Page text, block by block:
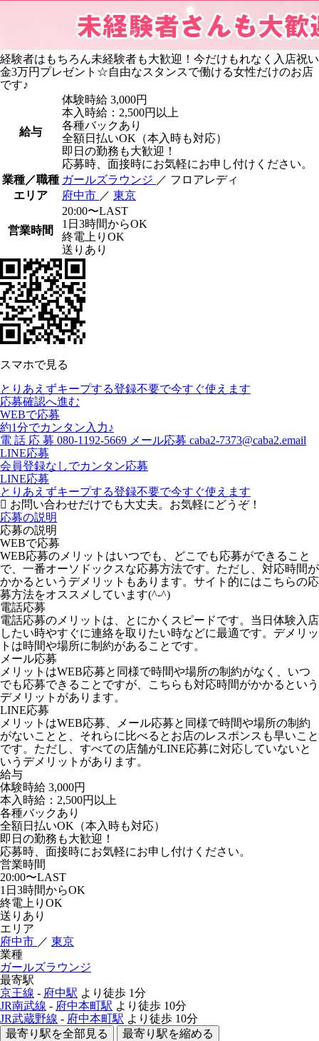
経験者はもちろん未経験者も大歓迎！今だけもれなく入店祝い
金3万円プレゼント☆自由なスタンスで働ける女性だけのお店
です♪
給与
体験時給 3,000円
本入時給：2,500円以上
各種バックあり
全額日払いOK（本入時も対応）
即日の勤務も大歓迎！
応募時、面接時にお気軽にお申し付けください。
業種／職種 ガールズラウンジ ／ フロアレディ
エリア
府中市 ／ 東京
営業時間
20:00〜LAST
1日3時間からOK
終電上りOK
送りあり
スマホで見る
とりあえずキープする登録不要で今すぐ使えます
応募確認へ進む
WEBで応募
約1分でカンタン入力♪
電 話 応 募 080-1192-5669 メール応募 caba2-7373@caba2.email
LINE応募
会員登録なしでカンタン応募
LINE応募
とりあえずキープする登録不要で今すぐ使えます
お問い合わせだけでも大丈夫。お気軽にどうぞ！
応募の説明
応募の説明
WEBで応募
WEB応募のメリットはいつでも、どこでも応募ができること
で、一番オーソドックスな応募方法です。ただし、対応時間が
かかるというデメリットもあります。サイト的にはこちらの応
募方法をオススメしています(^-^)
電話応募
電話応募のメリットは、とにかくスピードです。当日体験入店
したい時やすぐに連絡を取りたい時などに最適です。デメリッ
トは時間や場所に制約があることです。
メール応募
メリットはWEB応募と同様で時間や場所の制約がなく、いつ
でも応募できることですが、こちらも対応時間がかかるという
デメリットがあります。
LINE応募
メリットはWEB応募、メール応募と同様で時間や場所の制約
がないことと、それらに比べるとお店のレスポンスも早いこと
です。ただし、すべての店舗がLINE応募に対応していないと
いうデメリットがあります。
給与
体験時給 3,000円
本入時給：2,500円以上
各種バックあり
全額日払いOK（本入時も対応）
即日の勤務も大歓迎！
応募時、面接時にお気軽にお申し付けください。
営業時間
20:00〜LAST
1日3時間からOK
終電上りOK
送りあり
エリア
府中市 ／ 東京
業種
ガールズラウンジ
最寄駅
京王線 - 府中駅 より徒歩 1分
JR南武線 - 府中本町駅 より徒歩 10分
JR武蔵野線 - 府中本町駅 より徒歩 10分
最寄り駅を全部見る
最寄り駅を縮める